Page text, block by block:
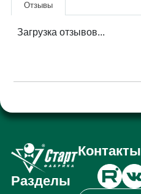
Отзывы
Загрузка отзывов...
Разделы
Контакты